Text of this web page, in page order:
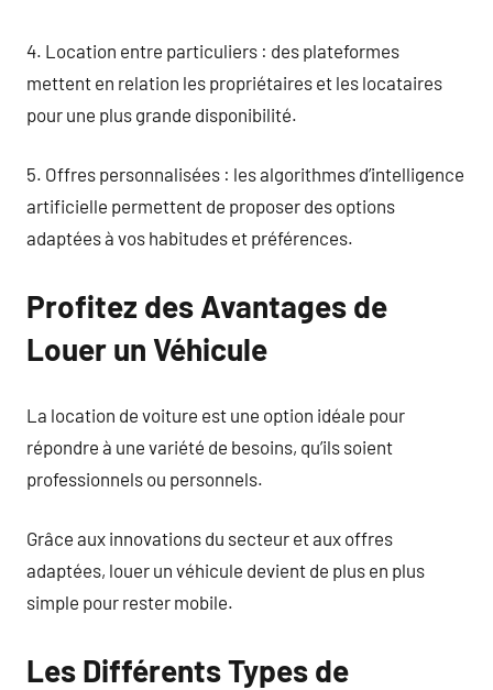
4. Location entre particuliers : des plateformes
mettent en relation les propriétaires et les locataires
pour une plus grande disponibilité.
5. Offres personnalisées : les algorithmes d’intelligence
artificielle permettent de proposer des options
adaptées à vos habitudes et préférences.
Profitez des Avantages de
Louer un Véhicule
La location de voiture est une option idéale pour
répondre à une variété de besoins, qu’ils soient
professionnels ou personnels.
Grâce aux innovations du secteur et aux offres
adaptées, louer un véhicule devient de plus en plus
simple pour rester mobile.
Les Différents Types de